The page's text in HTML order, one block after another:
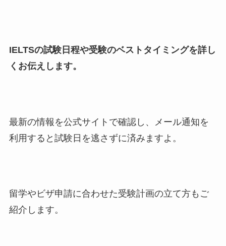
IELTSの試験日程や受験のベストタイミングを詳し
くお伝えします。
最新の情報を公式サイトで確認し、メール通知を
利用すると試験日を逃さずに済みますよ。
留学やビザ申請に合わせた受験計画の立て方もご
紹介します。